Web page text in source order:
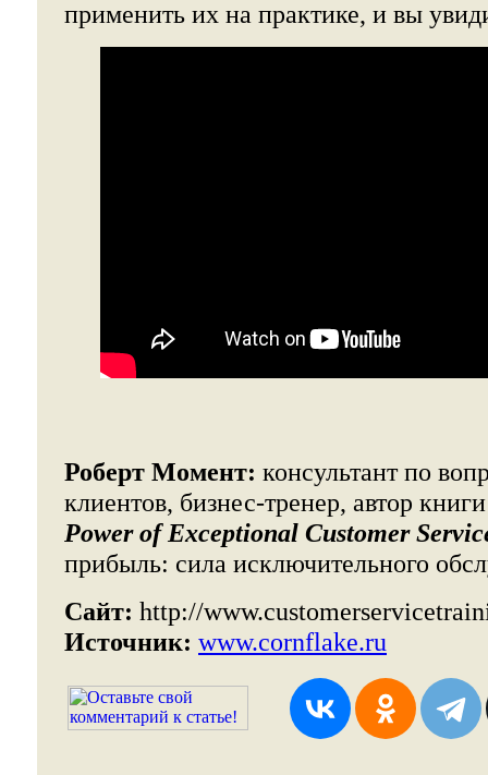
применить их на практике, и вы
Роберт Момент: консультант по
клиентов, бизнес-тренер, автор
Power of Exceptional Customer
прибыль: сила исключительного
Сайт: http://
Источник: www.cornflake.ru